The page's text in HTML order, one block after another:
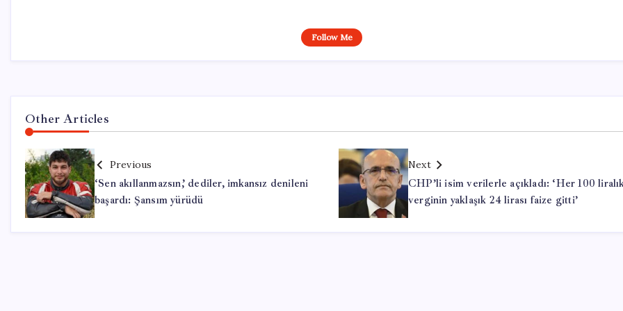
Follow Me
Other Articles
Previous
‘Sen akıllanmazsın,’ dediler, imkansız denileni
başardı: Şansım yürüdü
Next
CHP’li isim verilerle açıkladı: ‘Her 100
verginin yaklaşık 24 lirası faize gitti’